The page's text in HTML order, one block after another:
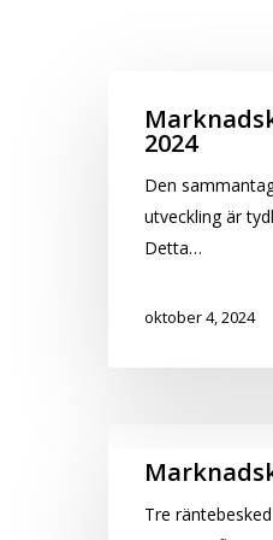
September
2024
Den
utveckling är
Detta…
oktober 4, 2024
Tre